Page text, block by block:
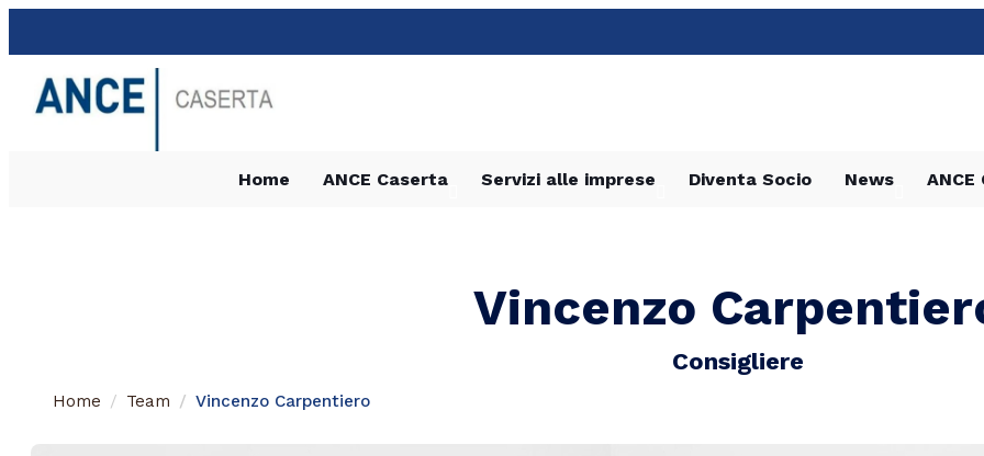
Home ANCE Caserta Servizi alle imprese Diventa Socio News
Vincenzo
Consigliere
Home Team Vincenzo Carpentiero